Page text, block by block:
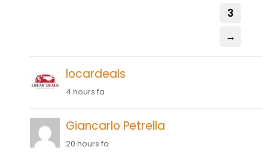
3
→
locardeals
4 hours fa
Giancarlo Petrella
20 hours fa